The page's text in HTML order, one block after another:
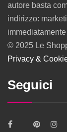
autore basta
indirizzo:
© 2025 Le
Privacy &
Seguici